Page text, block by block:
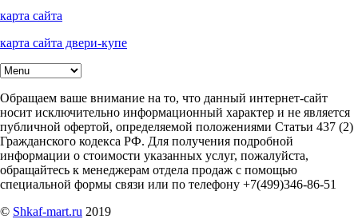
карта сайта
карта сайта двери-купе
Обращаем ваше внимание на то, что данный интернет-сайт
носит исключительно информационный характер и не является
публичной офертой, определяемой положениями Статьи 437 (2)
Гражданского кодекса РФ. Для получения подробной
информации о стоимости указанных услуг, пожалуйста,
обращайтесь к менеджерам отдела продаж с помощью
специальной формы связи или по телефону +7(499)346-86-51
© Shkaf-mart.ru 2019